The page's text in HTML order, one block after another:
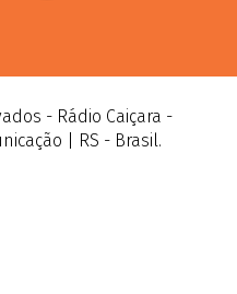
- Rádio Caiçara -
| RS - Brasil.